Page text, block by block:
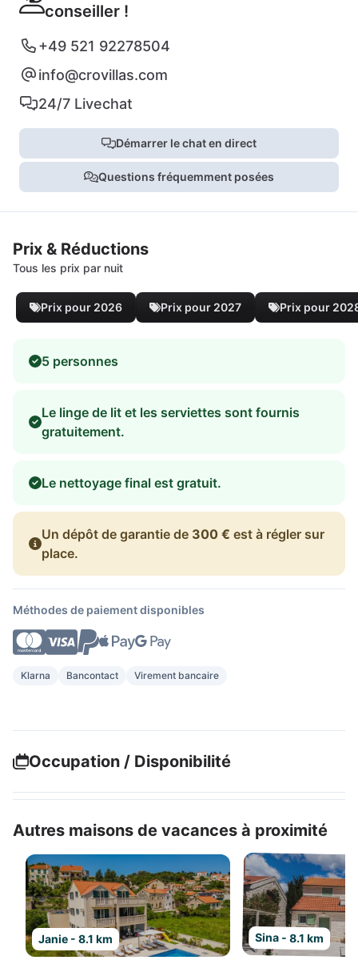
conseiller !
+49 521 92278504
info@crovillas.com
24/7 Livechat
Démarrer le chat en direct
Questions fréquemment posées
Prix & Réductions
Tous les prix par nuit
Prix pour 2026 Prix pour 2027 Prix pour
5 personnes
Le linge de lit et les serviettes sont fournis
gratuitement.
Le nettoyage final est gratuit.
Un dépôt de garantie de 300 € est à régler sur
place.
Méthodes de paiement disponibles
Klarna Bancontact Virement bancaire
Occupation / Disponibilité
Autres maisons de vacances à proximité
Janie - 8.1 km Sina - 8.1 km